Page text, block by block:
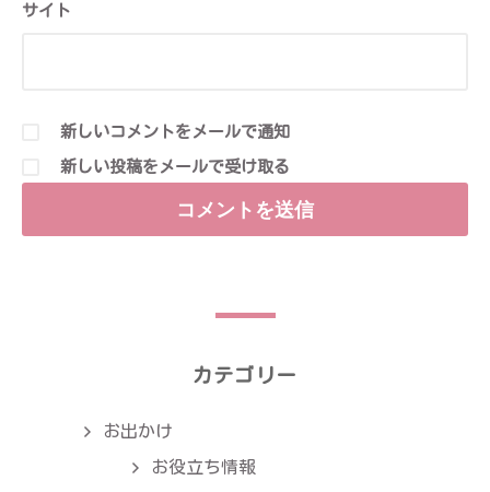
サイト
新しいコメントをメールで通知
新しい投稿をメールで受け取る
カテゴリー
お出かけ
お役立ち情報